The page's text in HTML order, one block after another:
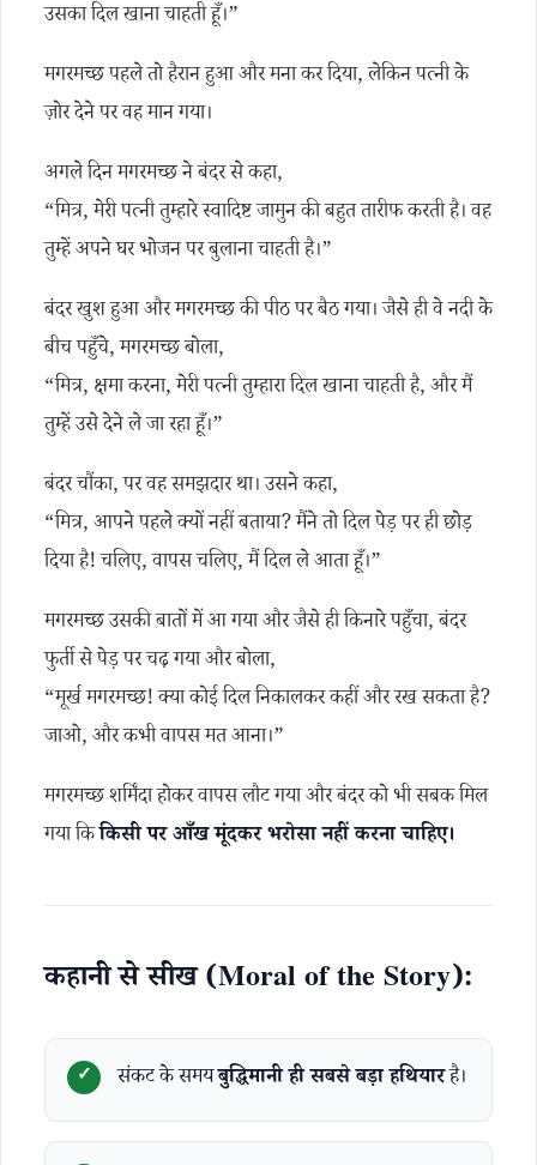
उसका दिल खाना चाहती हूँ।”
मगरमच्छ पहले तो हैरान हुआ और मना कर दिया, लेकिन पत्नी के
ज़ोर देने पर वह मान गया।
अगले दिन मगरमच्छ ने बंदर से कहा,
“मित्र, मेरी पत्नी तुम्हारे स्वादिष्ट जामुन की बहुत तारीफ करती है। वह
तुम्हें अपने घर भोजन पर बुलाना चाहती है।”
बंदर खुश हुआ और मगरमच्छ की पीठ पर बैठ गया। जैसे ही वे नदी के
बीच पहुँचे, मगरमच्छ बोला,
“मित्र, क्षमा करना, मेरी पत्नी तुम्हारा दिल खाना चाहती है, और मैं
तुम्हें उसे देने ले जा रहा हूँ।”
बंदर चौंका, पर वह समझदार था। उसने कहा,
“मित्र, आपने पहले क्यों नहीं बताया? मैंने तो दिल पेड़ पर ही छोड़
दिया है! चलिए, वापस चलिए, मैं दिल ले आता हूँ।”
मगरमच्छ उसकी बातों में आ गया और जैसे ही किनारे पहुँचा, बंदर
फुर्ती से पेड़ पर चढ़ गया और बोला,
“मूर्ख मगरमच्छ! क्या कोई दिल निकालकर कहीं और रख सकता है?
जाओ, और कभी वापस मत आना।”
मगरमच्छ शर्मिंदा होकर वापस लौट गया और बंदर को भी सबक मिल
गया किकिसी पर आँख मूंदकर भरोसा नहीं करना चाहिए।
कहानी से सीख (Moral of the Story):
संकट के समयबुद्धिमानी ही सबसे बड़ा हथियारहै।